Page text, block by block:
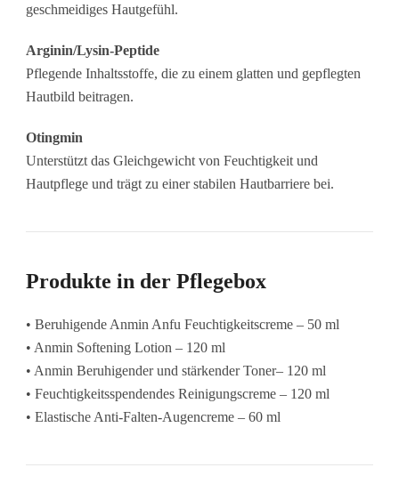
geschmeidiges Hautgefühl.
Arginin/Lysin-Peptide
Pflegende Inhaltsstoffe, die zu einem glatten und gepflegten
Hautbild beitragen.
Otingmin
Unterstützt das Gleichgewicht von Feuchtigkeit und
Hautpflege und trägt zu einer stabilen Hautbarriere bei.
Produkte in der Pflegebox
• Beruhigende Anmin Anfu Feuchtigkeitscreme – 50 ml
• Anmin Softening Lotion – 120 ml
• Anmin Beruhigender und stärkender Toner– 120 ml
• Feuchtigkeitsspendendes Reinigungscreme – 120 ml
• Elastische Anti-Falten-Augencreme – 60 ml